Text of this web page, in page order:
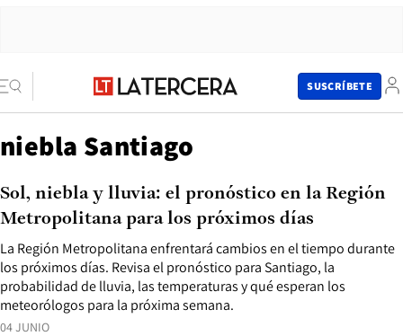
SUSCRÍBETE
niebla Santiago
04 JUNIO
La Región Metropolitana enfrentará cambios en el tiempo durante
los próximos días. Revisa el pronóstico para Santiago, la
probabilidad de lluvia, las temperaturas y qué esperan los
meteorólogos para la próxima semana.
Sol, niebla y lluvia: el pronóstico en la Región
Metropolitana para los próximos días